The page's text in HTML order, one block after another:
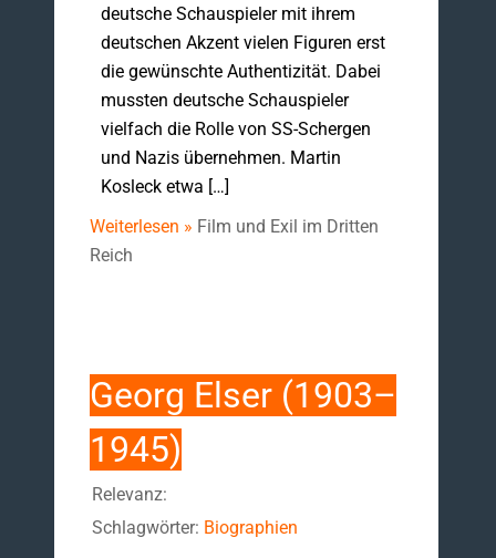
deutsche Schauspieler mit ihrem
deutschen Akzent vielen Figuren erst
die gewünschte Authentizität. Dabei
mussten deutsche Schauspieler
vielfach die Rolle von SS-Schergen
und Nazis übernehmen. Martin
Kosleck etwa […]
Weiterlesen » Film und Exil im Dritten
Reich
Georg Elser (1903–
1945)
Relevanz:
Schlagwörter: Biographien